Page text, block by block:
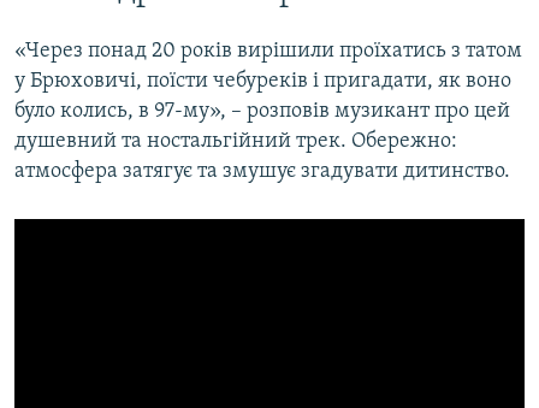
«Через понад 20 років вирішили проїхатись з татом
у Брюховичі, поїсти чебуреків і пригадати, як воно
було колись, в 97-му», – розповів музикант про цей
душевний та ностальгійний трек. Обережно:
атмосфера затягує та змушує згадувати дитинство.